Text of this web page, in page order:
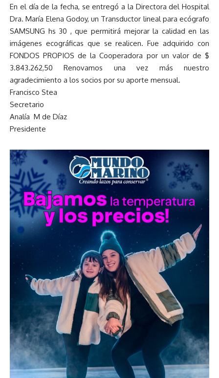
En el día de la fecha, se entregó a la Directora del Hospital
Dra. María Elena Godoy, un Transductor lineal para ecógrafo
SAMSUNG hs 30 , que permitirá mejorar la calidad en las
imágenes ecográficas que se realicen. Fue adquirido con
FONDOS PROPIOS de la Cooperadora por un valor de $
3.843.262,50 Renovamos una vez más nuestro
agradecimiento a los socios por su aporte mensual.
Francisco Stea
Secretario
Analía M de Díaz
Presidente